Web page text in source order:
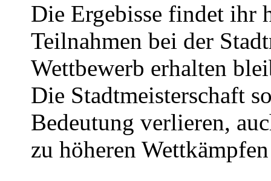
Die Ergebisse findet ihr
Teilnahmen bei der
Wettbewerb erhalten
Die Stadtmeisterschaft
Bedeutung verlieren,
zu höheren